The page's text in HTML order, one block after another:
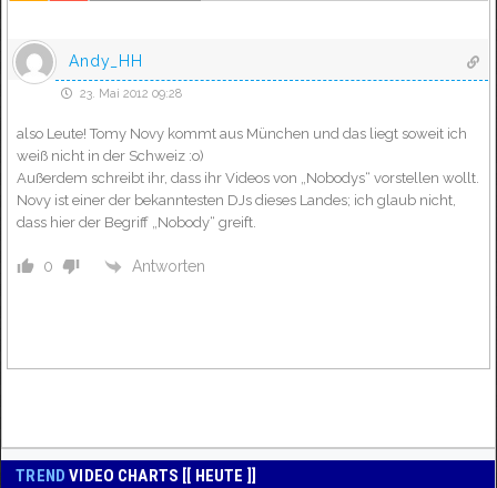
Andy_HH
23. Mai 2012 09:28
also Leute! Tomy Novy kommt aus München und das liegt soweit ich
weiß nicht in der Schweiz :o)
Außerdem schreibt ihr, dass ihr Videos von „Nobodys“ vorstellen wollt.
Novy ist einer der bekanntesten DJs dieses Landes; ich glaub nicht,
dass hier der Begriff „Nobody“ greift.
0 Antworten
TRENDVIDEO CHARTS [[ HEUTE ]]